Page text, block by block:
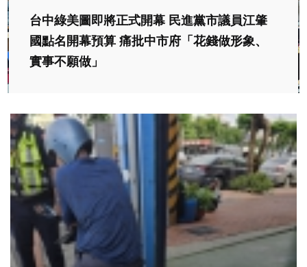
台中綠美圖即將正式開幕 民進黨市議員江肇
國點名開幕預算 痛批中市府「花錢做形象、
實事不願做」